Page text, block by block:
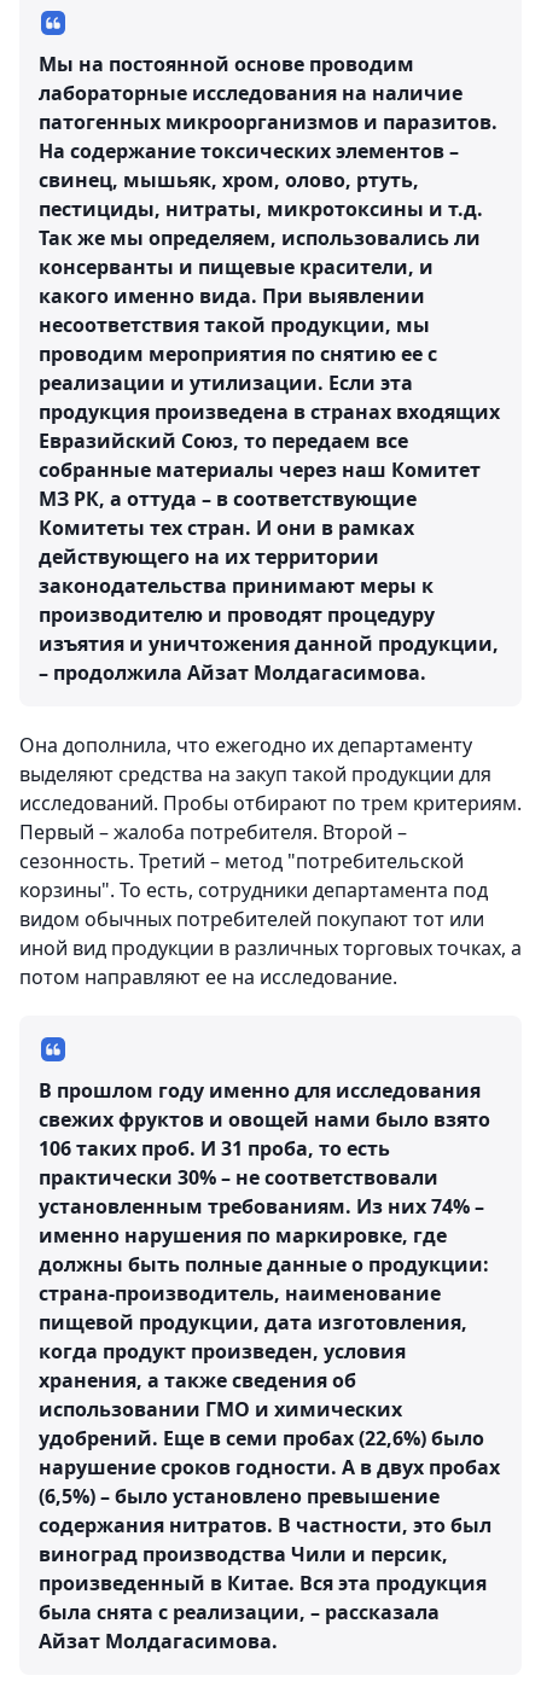
Мы на постоянной основе проводим
лабораторные исследования на наличие
патогенных микроорганизмов и паразитов.
На содержание токсических элементов –
свинец, мышьяк, хром, олово, ртуть,
пестициды, нитраты, микротоксины и т.д.
Так же мы определяем, использовались ли
консерванты и пищевые красители, и
какого именно вида. При выявлении
несоответствия такой продукции, мы
проводим мероприятия по снятию ее с
реализации и утилизации. Если эта
продукция произведена в странах входящих
Евразийский Союз, то передаем все
собранные материалы через наш Комитет
МЗ РК, а оттуда – в соответствующие
Комитеты тех стран. И они в рамках
действующего на их территории
законодательства принимают меры к
производителю и проводят процедуру
изъятия и уничтожения данной продукции,
– продолжила Айзат Молдагасимова.
Она дополнила, что ежегодно их департаменту
выделяют средства на закуп такой продукции для
исследований. Пробы отбирают по трем критериям.
Первый – жалоба потребителя. Второй –
сезонность. Третий – метод "потребительской
корзины". То есть, сотрудники департамента под
видом обычных потребителей покупают тот или
иной вид продукции в различных торговых точках, а
потом направляют ее на исследование.
В прошлом году именно для исследования
свежих фруктов и овощей нами было взято
106 таких проб. И 31 проба, то есть
практически 30% – не соответствовали
установленным требованиям. Из них 74% –
именно нарушения по маркировке, где
должны быть полные данные о продукции:
страна-производитель, наименование
пищевой продукции, дата изготовления,
когда продукт произведен, условия
хранения, а также сведения об
использовании ГМО и химических
удобрений. Еще в семи пробах (22,6%) было
нарушение сроков годности. А в двух пробах
(6,5%) – было установлено превышение
содержания нитратов. В частности, это был
виноград производства Чили и персик,
произведенный в Китае. Вся эта продукция
была снята с реализации, – рассказала
Айзат Молдагасимова.